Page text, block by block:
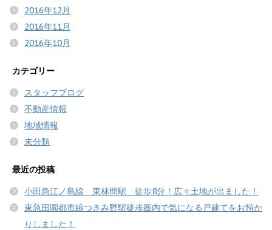
2016年12月
2016年11月
2016年10月
カテゴリー
スタッフブログ
不動産情報
地域情報
未分類
最近の投稿
小田急江ノ島線 東林間駅 徒歩8分！広々土地が出ました！
東急田園都市線つきみ野駅徒歩圏内で気になる戸建てをお預か
りしました！